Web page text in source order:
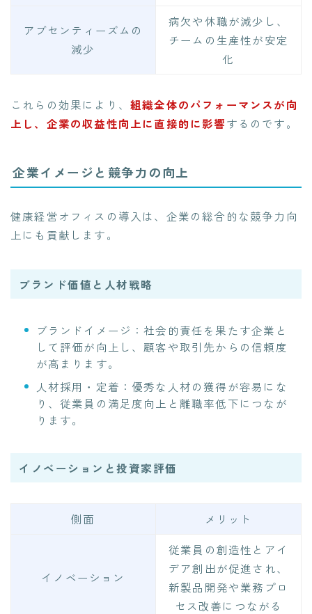
アブセンティーズムの
減少
病欠や休職が減少し、
チームの生産性が安定
化
これらの効果により、 組織全体のパフォーマンスが向
上し、企業の収益性向上に直接的に影響するのです。
企業イメージと競争力の向上
健康経営オフィスの導入は、企業の総合的な競争力向
上にも貢献します。
ブランド価値と人材戦略
ブランドイメージ：社会的責任を果たす企業と
して評価が向上し、顧客や取引先からの信頼度
が高まります。
人材採用・定着：優秀な人材の獲得が容易にな
り、従業員の満足度向上と離職率低下につなが
ります。
イノベーションと投資家評価
側面 メリット
イノベーション
従業員の創造性とアイ
デア創出が促進され、
新製品開発や業務プロ
セス改善につながる